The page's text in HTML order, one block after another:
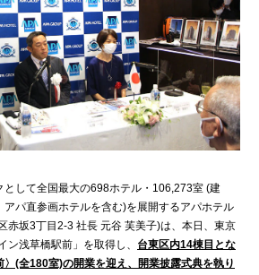
して全国最大の698ホテル・106,273室 (建
パ直参画ホテルを含む)を展開するアパホテル
赤坂3丁目2‐3 社長 元谷 芙美子)は、本日、東京
ン浅草橋駅前」を取得し、 台東区内14棟目とな
(全180室)の開業を迎え、開業披露式典を執り